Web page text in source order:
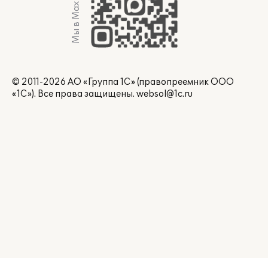
Мы в Max
© 2011-2026 АО «Группа 1С» (правопреемник ООО
«1С»). Все права защищены. websol@1c.ru